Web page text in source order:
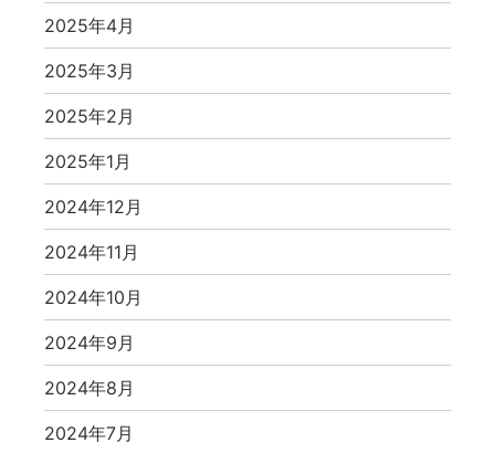
2025年4月
2025年3月
2025年2月
2025年1月
2024年12月
2024年11月
2024年10月
2024年9月
2024年8月
2024年7月